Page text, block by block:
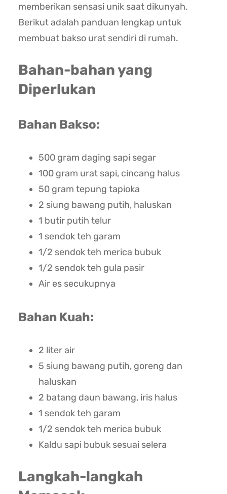
memberikan sensasi unik saat dikunyah.
Berikut adalah panduan lengkap untuk
membuat bakso urat sendiri di rumah.
Bahan-bahan yang
Diperlukan
Bahan Bakso:
500 gram daging sapi segar
100 gram urat sapi, cincang halus
50 gram tepung tapioka
2 siung bawang putih, haluskan
1 butir putih telur
1 sendok teh garam
1/2 sendok teh merica bubuk
1/2 sendok teh gula pasir
Air es secukupnya
Bahan Kuah:
2 liter air
5 siung bawang putih, goreng dan
haluskan
2 batang daun bawang, iris halus
1 sendok teh garam
1/2 sendok teh merica bubuk
Kaldu sapi bubuk sesuai selera
Langkah-langkah